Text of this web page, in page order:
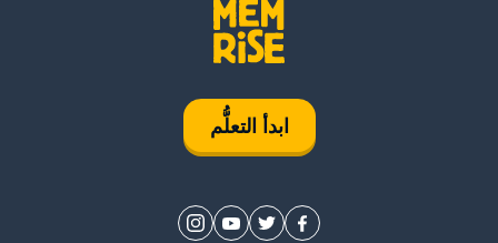
ابدأ التعلُّم